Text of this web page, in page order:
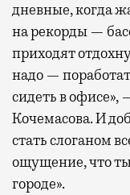
дневные, когда
на рекорды —
приходят
надо —
сидеть в
Кочемасова. И
стать слоганом
ощущение, что ты
городе».